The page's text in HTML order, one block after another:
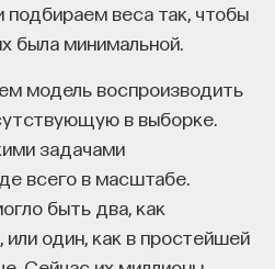
веса так, чтобы
была минимальной.
модель воспроизводить
в выборке.
задачами
всего в масштабе.
быть два, как
или один, как в простейшей